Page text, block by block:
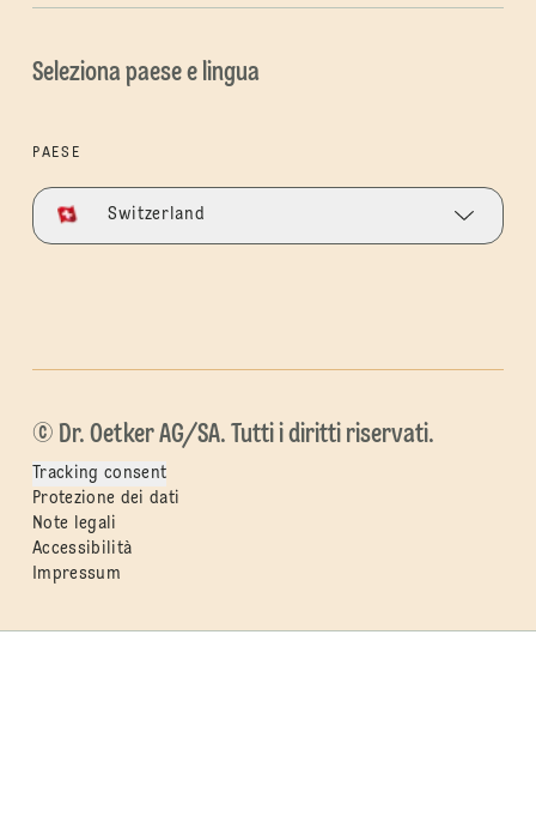
Seleziona paese e lingua
PAESE
Switzerland
© Dr. Oetker AG/SA. Tutti i diritti riservati.
Tracking consent
Protezione dei dati
Note legali
Accessibilità
Impressum